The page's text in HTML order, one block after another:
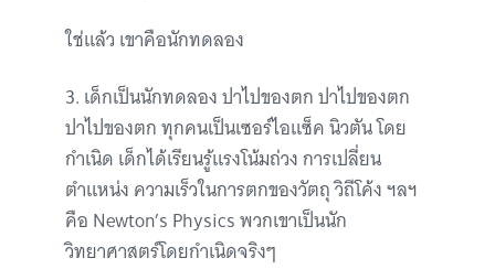
ใช่แล้ว เขาคือนักทดลอง
3. เด็กเป็นนักทดลอง ปาไปของตก ปาไปของตก
ปาไปของตก ทุกคนเป็นเซอร์ไอแซ็ค นิวตัน โดย
กำเนิด เด็กได้เรียนรู้แรงโน้มถ่วง การเปลี่ยน
ตำแหน่ง ความเร็วในการตกของวัตถุ วิถีโค้ง ฯลฯ
คือ Newton’s Physics พวกเขาเป็นนัก
วิทยาศาสตร์โดยกำเนิดจริงๆ